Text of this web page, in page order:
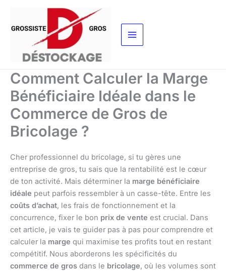
contenu
Comment Calculer la Marge
Bénéficiaire Idéale dans le
Commerce de Gros de
Bricolage ?
Cher professionnel du bricolage, si tu gères une
entreprise de gros, tu sais que la rentabilité est le cœur
de ton activité. Mais déterminer la marge bénéficiaire
idéale peut parfois ressembler à un casse-tête. Entre les
coûts d’achat, les frais de fonctionnement et la
concurrence, fixer le bon prix de vente est crucial. Dans
cet article, je vais te guider pas à pas pour comprendre et
calculer la marge qui maximise tes profits tout en restant
compétitif. Nous aborderons les spécificités du
commerce de gros dans le bricolage, où les volumes sont